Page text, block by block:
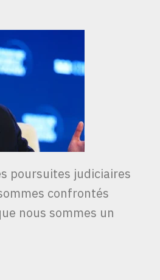
poursuites judiciaires
confrontés
nous sommes un